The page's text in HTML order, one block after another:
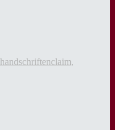
handschriftenclaim,